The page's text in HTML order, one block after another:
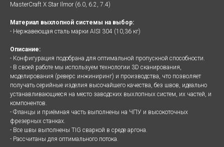
MasterCraft X Star Ilmor (6.0, 6.2, 7.4)
Материал выхлопной системы на выбор:
- Нержавеющая сталь марки AISI 304 (10,36 кг)
Описание:
- Конфигурация подобрана для оптимальной пропускной способности.
- В своей работе мы используем технологии 3D сканирования,
моделирования (реверс инжиниринг) и производства, что позволяет
получать серийные изделия высочайшего качества, без швов, идеально
устанавливающиеся на место заводских выхлопных систем, их частей, и
компонентов.
- Фланцы и приёмная часть выполнены на ЧПУ и высокоточных
фрезерных станках.
- Все швы выполнены TIG сваркой в среде аргона.
- Рассчитаны для оптимального потока.